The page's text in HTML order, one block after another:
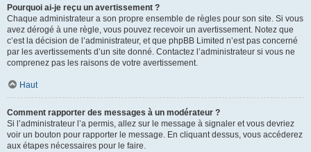
Pourquoi ai-je reçu un avertissement ?
Chaque administrateur a son propre ensemble de règles pour son site. Si vous
avez dérogé à une règle, vous pouvez recevoir un avertissement. Notez que
c’est la décision de l’administrateur, et que phpBB Limited n’est pas concerné
par les avertissements d’un site donné. Contactez l’administrateur si vous ne
comprenez pas les raisons de votre avertissement.
Haut
Comment rapporter des messages à un modérateur ?
Si l’administrateur l’a permis, allez sur le message à signaler et vous devriez
voir un bouton pour rapporter le message. En cliquant dessus, vous accéderez
aux étapes nécessaires pour le faire.